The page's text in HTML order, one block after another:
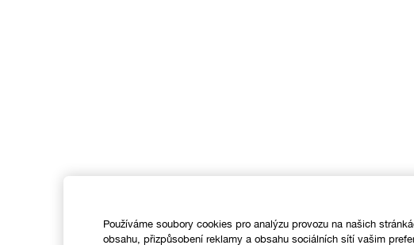
Používáme soubory cookies pro analýzu provozu na našich
obsahu, přizpůsobení reklamy a obsahu sociálních sítí vašim